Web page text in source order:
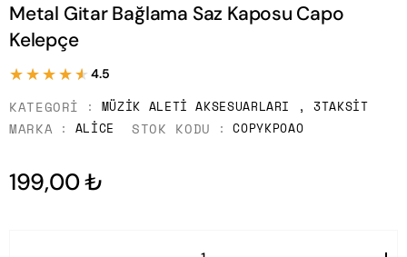
Metal Gitar Bağlama Saz Kaposu Capo
Kelepçe
★★★★★
★★★★★ 4.5
KATEGORI MÜZIK ALETI AKSESUARLARI ,3TAKSIT
MARKA ALICE STOK KODU COPYKPOAO
199,00 ₺